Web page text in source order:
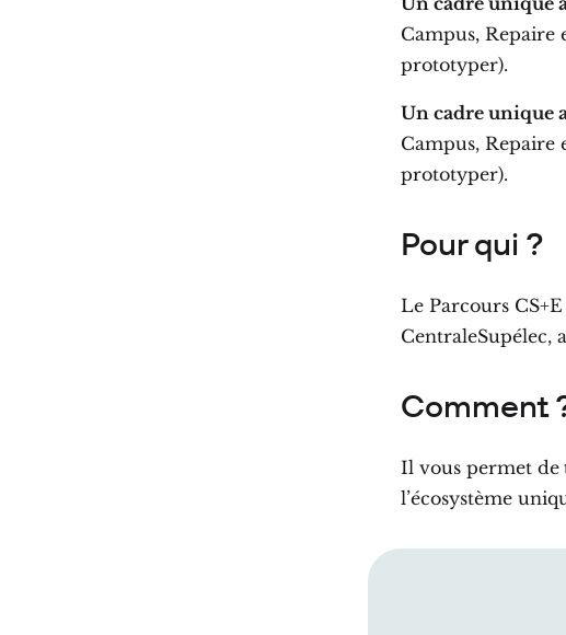
Campus, Repaire
prototyper).
Un cadre unique
Campus, Repaire
prototyper).
Pour qui ?
Le Parcours
CentraleSupélec,
Comment
Il vous permet de
l’écosystème